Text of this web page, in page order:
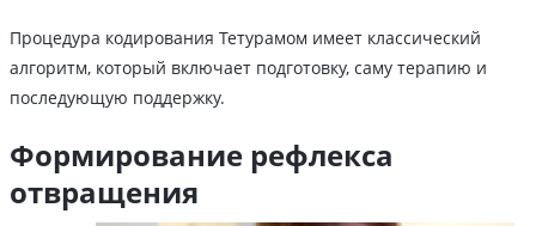
Процедура кодирования Тетурамом имеет классический
алгоритм, который включает подготовку, саму терапию и
последующую поддержку.
Формирование рефлекса
отвращения